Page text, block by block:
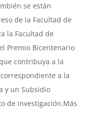
se están
de la Facultad de
la Facultad de
Premio Bicentenario
contribuya a la
a la
y un Subsidio
de investigación.Más